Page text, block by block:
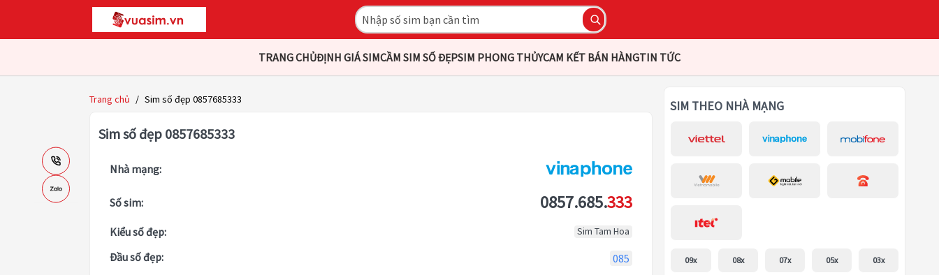
TRANG CHỦĐỊNH GIÁ SIMCẦM SIM SỐ ĐẸPSIM PHONG THỦYCAM KẾT BÁN HÀNGTIN TỨC
Trang chủ / Sim số đẹp 0857685333
Sim số đẹp 0857685333
Nhà mạng:
Số sim: 0857.685.333
Kiểu số đẹp: Sim Tam Hoa
Đầu số đẹp:
085
SIM THEO NHÀ MẠNG
09x 08x 07x 05x 03x